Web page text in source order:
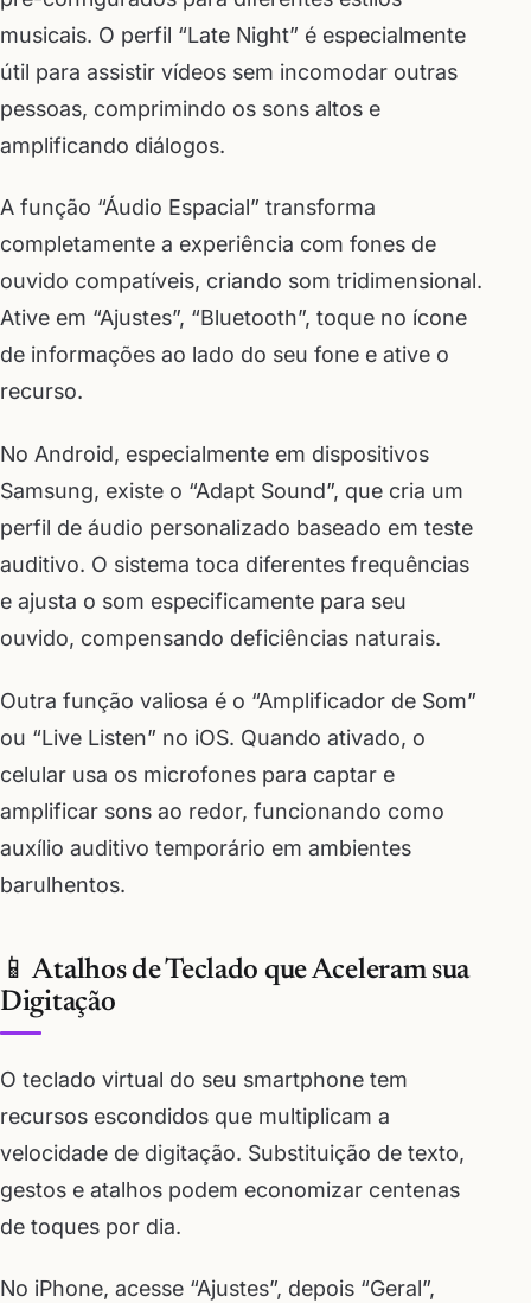
musicais. O perfil “Late Night” é especialmente
útil para assistir vídeos sem incomodar outras
pessoas, comprimindo os sons altos e
amplificando diálogos.
A função “Áudio Espacial” transforma
completamente a experiência com fones de
ouvido compatíveis, criando som tridimensional.
Ative em “Ajustes”, “Bluetooth”, toque no ícone
de informações ao lado do seu fone e ative o
recurso.
No Android, especialmente em dispositivos
Samsung, existe o “Adapt Sound”, que cria um
perfil de áudio personalizado baseado em teste
auditivo. O sistema toca diferentes frequências
e ajusta o som especificamente para seu
ouvido, compensando deficiências naturais.
Outra função valiosa é o “Amplificador de Som”
ou “Live Listen” no iOS. Quando ativado, o
celular usa os microfones para captar e
amplificar sons ao redor, funcionando como
auxílio auditivo temporário em ambientes
barulhentos.
📱 Atalhos de Teclado que Aceleram sua
Digitação
O teclado virtual do seu smartphone tem
recursos escondidos que multiplicam a
velocidade de digitação. Substituição de texto,
gestos e atalhos podem economizar centenas
de toques por dia.
No iPhone, acesse “Ajustes”, depois “Geral”,